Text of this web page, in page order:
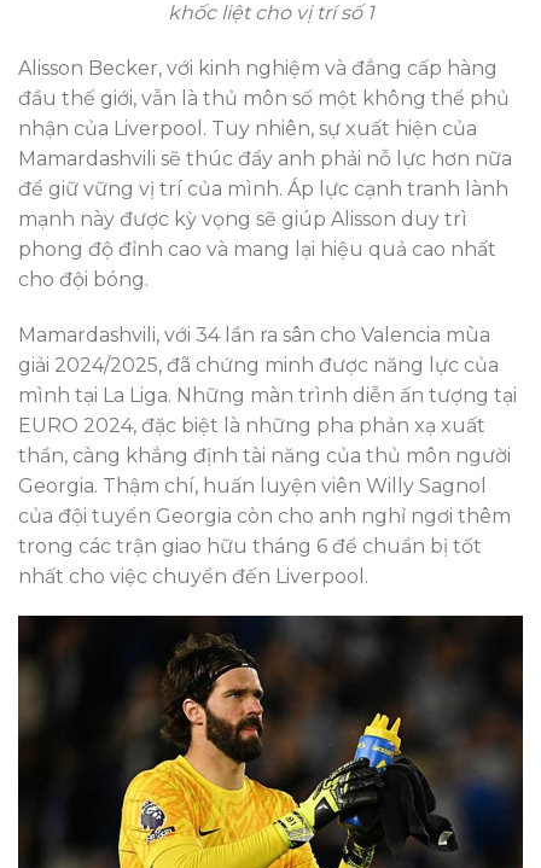
khốc liệt cho vị trí số 1
Alisson Becker, với kinh nghiệm và đẳng cấp hàng
đầu thế giới, vẫn là thủ môn số một không thể phủ
nhận của Liverpool. Tuy nhiên, sự xuất hiện của
Mamardashvili sẽ thúc đẩy anh phải nỗ lực hơn nữa
để giữ vững vị trí của mình. Áp lực cạnh tranh lành
mạnh này được kỳ vọng sẽ giúp Alisson duy trì
phong độ đỉnh cao và mang lại hiệu quả cao nhất
cho đội bóng.
Mamardashvili, với 34 lần ra sân cho Valencia mùa
giải 2024/2025, đã chứng minh được năng lực của
mình tại La Liga. Những màn trình diễn ấn tượng tại
EURO 2024, đặc biệt là những pha phản xạ xuất
thần, càng khẳng định tài năng của thủ môn người
Georgia. Thậm chí, huấn luyện viên Willy Sagnol
của đội tuyển Georgia còn cho anh nghỉ ngơi thêm
trong các trận giao hữu tháng 6 để chuẩn bị tốt
nhất cho việc chuyển đến Liverpool.